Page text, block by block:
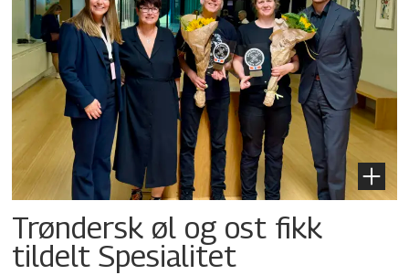
Trøndersk øl og ost fikk
tildelt Spesialitet